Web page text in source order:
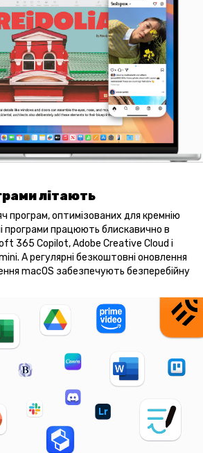
літають
програм, оптимізованих для кремнію
програми працюють блискавично в
365 Copilot, Adobe Creative Cloud і
А регулярні безкоштовні оновлення
macOS забезпечують безперебійну